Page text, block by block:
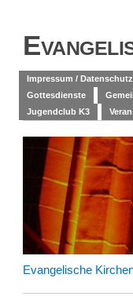
Impressum / Datenschutz
Gottesdienste
Jugendclub K3
Evangelische